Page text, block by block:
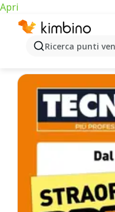
Apri
Ricerca punti
Galatone -